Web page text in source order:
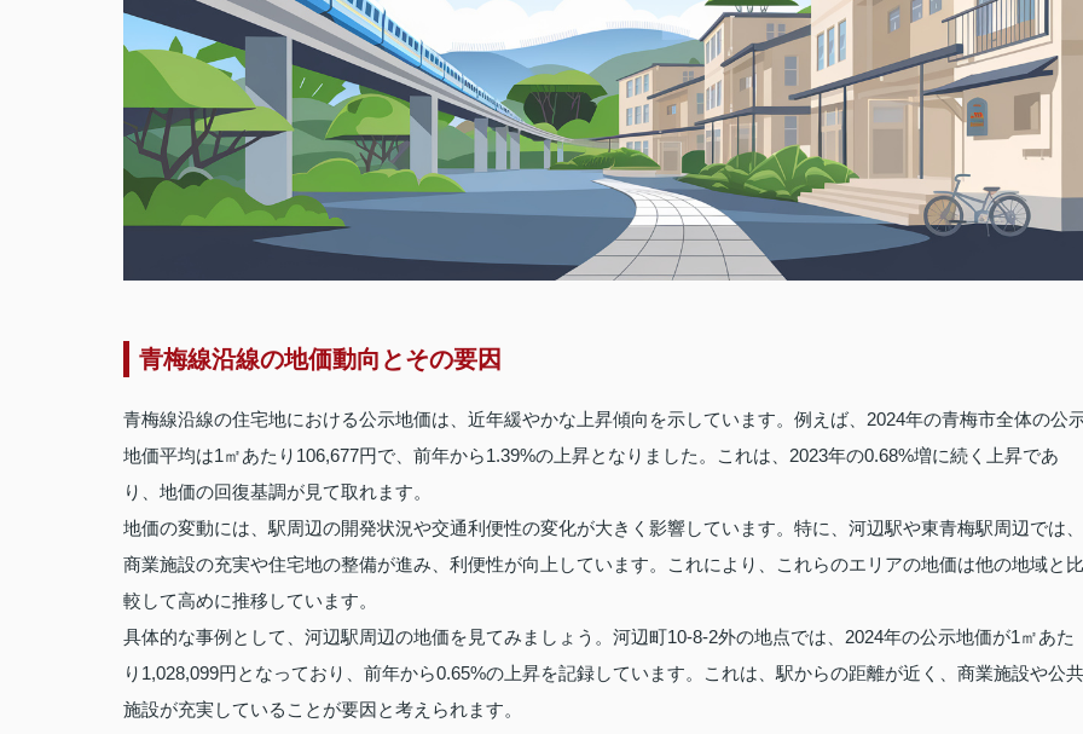
青梅線沿線の地価動向とその要因
青梅線沿線の住宅地における公示地価は、近年緩やかな上昇傾向を示しています。例えば、2024年の青梅市全体の公
地価平均は1㎡あたり106,677円で、前年から1.39%の上昇となりました。これは、2023年の0.68%増に続く上昇であ
り、地価の回復基調が見て取れます。
地価の変動には、駅周辺の開発状況や交通利便性の変化が大きく影響しています。特に、河辺駅や東青梅駅周辺では、
商業施設の充実や住宅地の整備が進み、利便性が向上しています。これにより、これらのエリアの地価は他の地域と比
較して高めに推移しています。
具体的な事例として、河辺駅周辺の地価を見てみましょう。河辺町10-8-2外の地点では、2024年の公示地価が1㎡あた
り1,028,099円となっており、前年から0.65%の上昇を記録しています。これは、駅からの距離が近く、商業施設や公共
施設が充実していることが要因と考えられます。